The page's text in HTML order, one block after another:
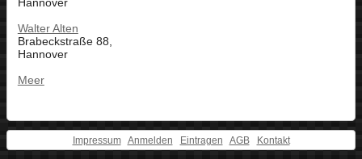
Walter Alten
Brabeckstraße 88,
Hannover
Meer
Impressum Anmelden Eintragen AGB Kontakt